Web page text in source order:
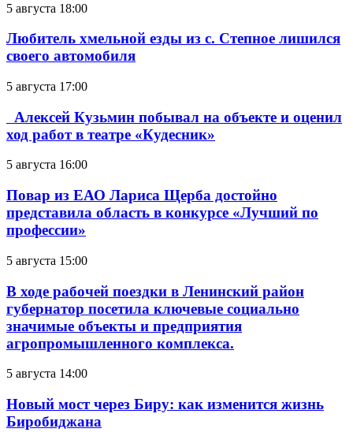
5 августа 18:00
Любитель хмельной езды из с. Степное лишился
своего автомобиля
5 августа 17:00
Алексей Кузьмин побывал на объекте и оценил
ход работ в театре «Кудесник»
5 августа 16:00
Повар из ЕАО Лариса Щерба достойно
представила область в конкурсе «Лучший по
профессии»
5 августа 15:00
В ходе рабочей поездки в Ленинский район
губернатор посетила ключевые социально
значимые объекты и предприятия
агропромышленного комплекса.
5 августа 14:00
Новый мост через Биру: как изменится жизнь
Биробиджана